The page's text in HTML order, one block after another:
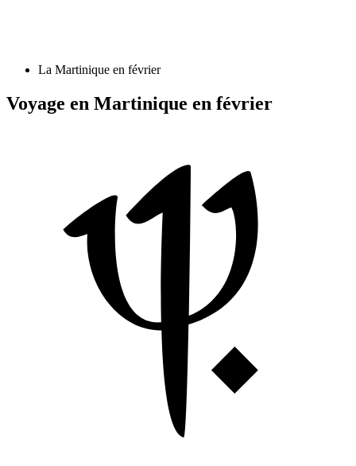
La Martinique en février
Voyage en Martinique en février